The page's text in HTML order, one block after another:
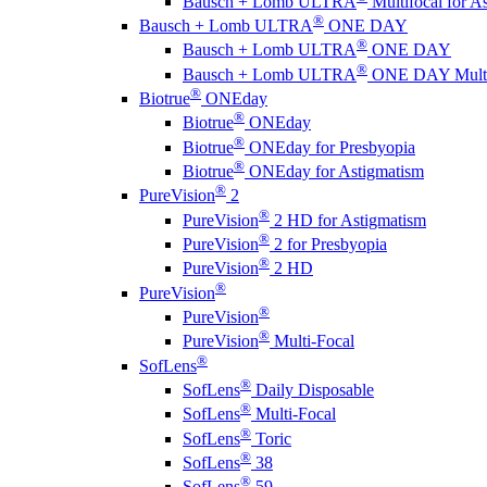
Bausch + Lomb ULTRA® ONE DAY
Bausch + Lomb ULTRA® ONE DAY
Bausch + Lomb ULTRA® ONE DAY
Biotrue® ONEday
Biotrue® ONEday
Biotrue® ONEday for Presbyopia
Biotrue® ONEday for Astigmatism
PureVision® 2
PureVision® 2 HD for Astigmatism
PureVision® 2 for Presbyopia
PureVision® 2 HD
PureVision®
PureVision®
PureVision® Multi-Focal
SofLens®
SofLens® Daily Disposable
SofLens® Multi-Focal
SofLens® Toric
SofLens® 38
®